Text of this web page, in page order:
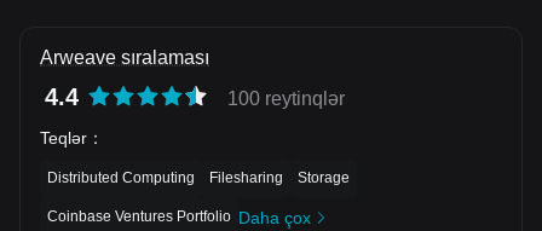
Arweave sıralaması
4.4 100 reytinqlər
Teqlər ：
Distributed Computing Filesharing Storage
Coinbase Ventures Portfolio Daha çox